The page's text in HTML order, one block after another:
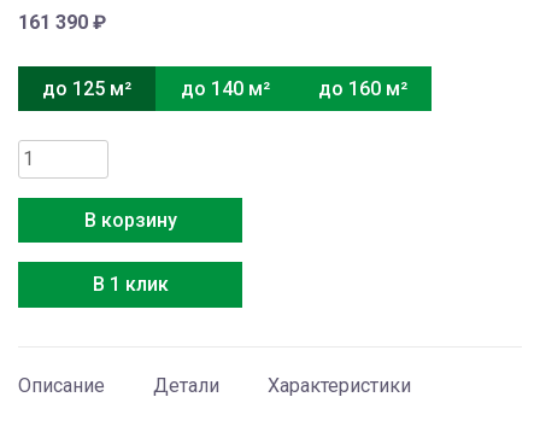
161 390 ₽
до 125 м² до 140 м² до 160 м²
Количество
товара
Hisense
AMW-
42U4SE
В корзину
В 1 клик
Описание Детали Характеристики